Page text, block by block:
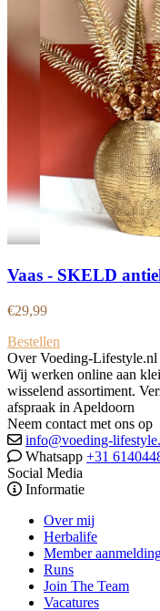
Vaas - SKELD
€29,99
Bestellen
Over Voeding-Lifestyle.nl
Wij werken online aan
wisselend assortiment.
afspraak in Apeldoorn
Neem contact met ons op
info@voeding-
Whatsapp +31
Social Media
Informatie
Over mij
Herbalife
Member
Runs
Join The Team
Vacatures